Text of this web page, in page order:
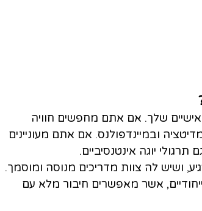
שלך. אם אתם מחפשים חוויה
ובמיינדפולנס. אם אתם מעוניינים
יוגה אינטנסיביים.
ושיש לה צוות מדריכים מנוסה ומוסמך.
אשר מאפשרים חיבור מלא עם